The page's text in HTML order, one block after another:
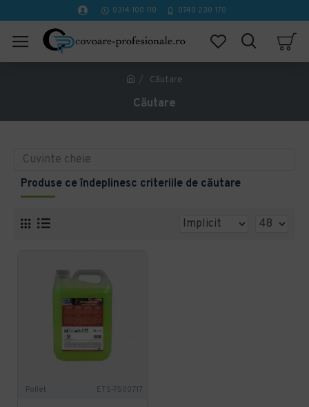
0314 100 110 0740 230 170
Căutare
Căutare
Produse ce îndeplinesc criteriile de căutare
Pollet ETS-7500717